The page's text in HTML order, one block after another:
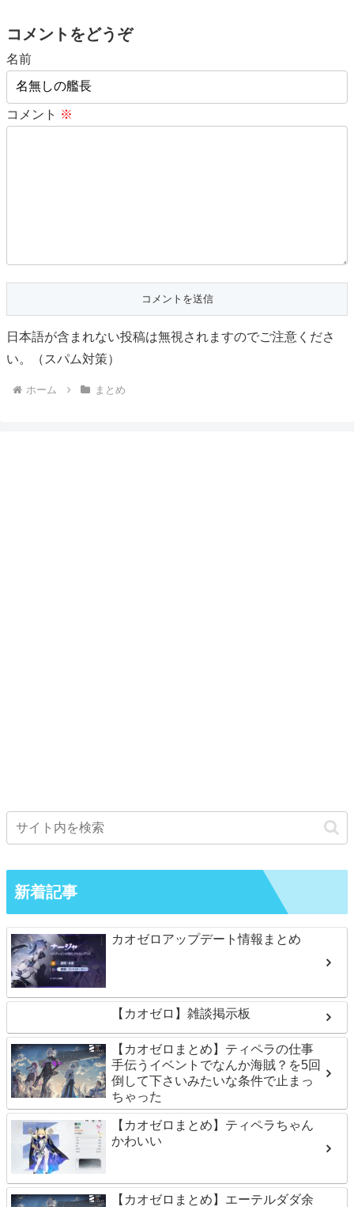
コメントをどうぞ
名前
コメント ※
日本語が含まれない投稿は無視されますのでご注意くださ
い。（スパム対策）
ホーム まとめ
新着記事
カオゼロアップデート情報まとめ
【カオゼロ】雑談掲示板
【カオゼロまとめ】ティペラの仕事
手伝うイベントでなんか海賊？を5回
倒して下さいみたいな条件で止まっ
ちゃった
【カオゼロまとめ】ティペラちゃん
かわいい
【カオゼロまとめ】エーテルダダ余